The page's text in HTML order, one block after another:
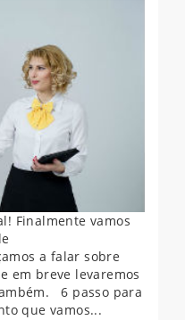
a falar sobre
em breve levaremos
para
que vamos...